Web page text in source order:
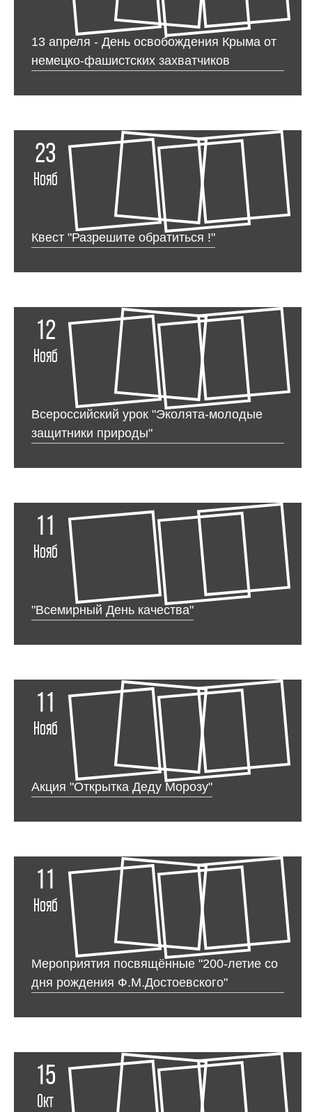
13 апреля - День освобождения Крыма от
немецко-фашистских захватчиков
23
Нояб
Квест "Разрешите обратиться !"
12
Нояб
Всероссийский урок "Эколята-молодые
защитники природы"
11
Нояб
"Всемирный День качества"
11
Нояб
Акция "Открытка Деду Морозу"
11
Нояб
Мероприятия посвящённые "200-летие со
дня рождения Ф.М.Достоевского"
15
Окт